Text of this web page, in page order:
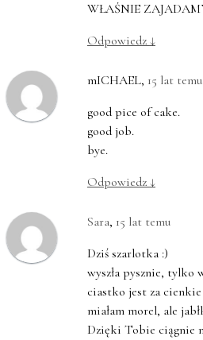
WŁAŚNIE
Odpowiedz ↓
mICHAEL, 15 lat temu
good pice of cake.
good job.
bye.
Odpowiedz ↓
Sara, 15 lat temu
Dziś szarlotka :)
wyszła pysznie, tylko
ciastko jest za
miałam morel, ale
Dzięki Tobie ciągnie